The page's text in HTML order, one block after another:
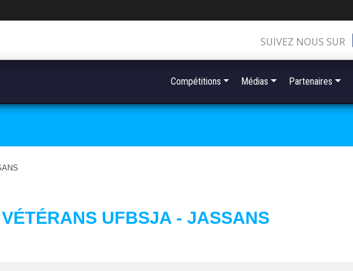
VÉTÉRANS UFBSJA - JASSANS
SUIVEZ NOUS SUR
Compétitions Médias Partenaires